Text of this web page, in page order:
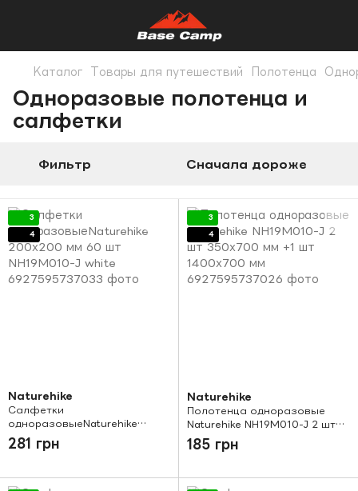
Каталог Товары для путешествий Полотенца
Одноразовые полотенца и
салфетки
Фильтр Сначала дороже
3
4
Naturehike
Салфетки
одноразовыеNaturehike
200х200 мм 60 шт NH19M010-
J white
281 грн
3
4
Naturehike
Полотенца одноразовые
Naturehike NH19M010-J 2 шт
350х700 мм +1 шт 1400х700
мм
185 грн